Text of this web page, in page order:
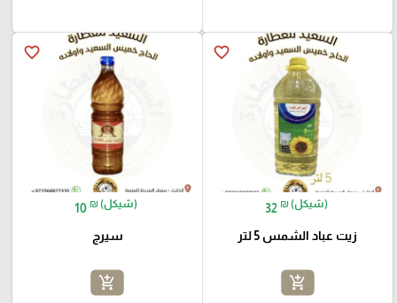
favorite_border
32 ₪ (شيكل)
زيت عباد الشمس 5 لتر
add_shopping_cart
favorite_border
10 ₪ (شيكل)
سيرج
add_shopping_cart